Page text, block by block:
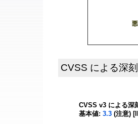
CVSS による深
CVSS v3 による深
基本値: 3.3 (注意)